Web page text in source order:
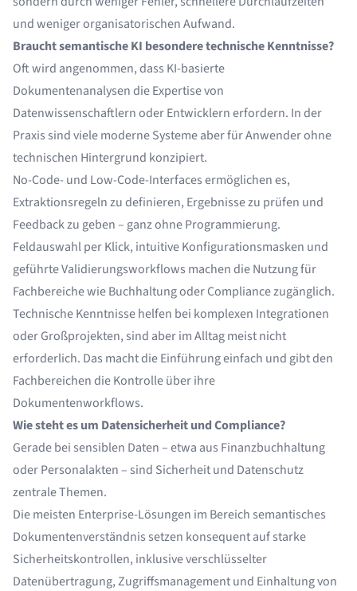
und weniger organisatorischen Aufwand.
Braucht semantische KI besondere technische Kenntnisse?
Oft wird angenommen, dass KI-basierte
Dokumentenanalysen die Expertise von
Datenwissenschaftlern oder Entwicklern erfordern. In der
Praxis sind viele moderne Systeme aber für Anwender ohne
technischen Hintergrund konzipiert.
No-Code- und Low-Code-Interfaces ermöglichen es,
Extraktionsregeln zu definieren, Ergebnisse zu prüfen und
Feedback zu geben – ganz ohne Programmierung.
Feldauswahl per Klick, intuitive Konfigurationsmasken und
geführte Validierungsworkflows machen die Nutzung für
Fachbereiche wie Buchhaltung oder Compliance zugänglich.
Technische Kenntnisse helfen bei komplexen Integrationen
oder Großprojekten, sind aber im Alltag meist nicht
erforderlich. Das macht die Einführung einfach und gibt den
Fachbereichen die Kontrolle über ihre
Dokumentenworkflows.
Wie steht es um Datensicherheit und Compliance?
Gerade bei sensiblen Daten – etwa aus Finanzbuchhaltung
oder Personalakten – sind Sicherheit und Datenschutz
zentrale Themen.
Die meisten Enterprise-Lösungen im Bereich semantisches
Dokumentenverständnis setzen konsequent auf starke
Sicherheitskontrollen, inklusive verschlüsselter
Datenübertragung, Zugriffsmanagement und Einhaltung von